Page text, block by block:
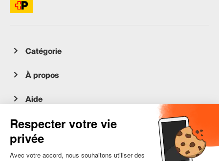
Catégorie
À propos
Aide
Service client
occasion.migros.mobile@recommerce.com